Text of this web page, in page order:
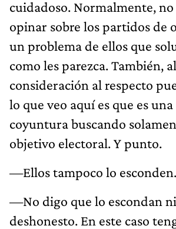
cuidadoso. Normalmente,
opinar sobre los partidos de
un problema de ellos que
como les parezca. También,
consideración al respecto
lo que veo aquí es que es
coyuntura buscando
objetivo electoral. Y punto.
—Ellos tampoco lo esconden.
—No digo que lo escondan
deshonesto. En este caso